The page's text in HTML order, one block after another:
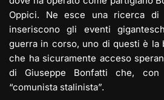
Oppici. Ne esce una ricerca
inseriscono gli eventi
guerra in corso, uno di questi è la
che ha sicuramente acceso
di Giuseppe Bonfatti che,
“comunista stalinista”.